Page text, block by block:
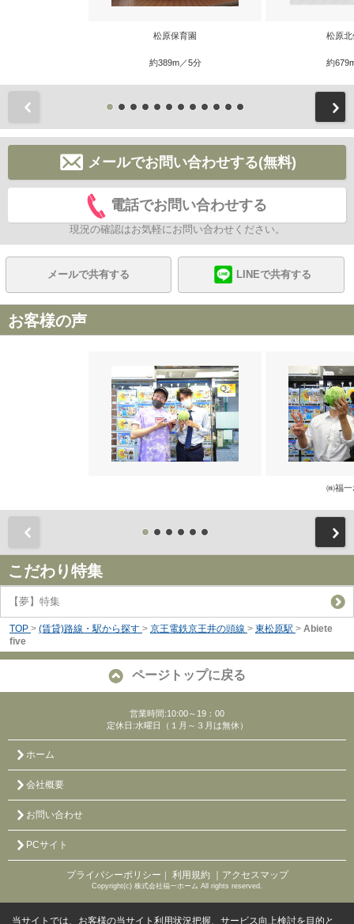
松原保育園
約389m／5分
松原北
約
メールでお問い合わせする(無料)
電話でお問い合わせする
現況の確認はお気軽にお問い合わせください。
メールで共有する LINEで共有する
お客様の声
㈱福一
こだわり特集
【夢】特集
TOP > (賃貸)路線・駅から探す > 京王電鉄京王井の頭線 > 東松原駅 > Abiete
five
ページトップに戻る
営業時間:10:00～19：00
定休日:水曜日（１月～３月は無休）
ホーム
会社概要
お問い合わせ
PCサイト
プライバシーポリシー ｜ 利用規約 ｜アクセスマップ
Copyright(c) 株式会社福一ホーム All rights reserved.
当サイトでは、お客様の当サイト利用状況把握、サービス向上検討を目的と